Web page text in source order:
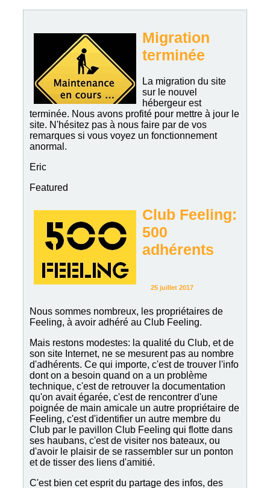
Migration
terminée
La migration du site
sur le nouvel
hébergeur est
terminée. Nous avons profité pour mettre à jour le
site. N'hésitez pas à nous faire par de vos
remarques si vous voyez un fonctionnement
anormal.
Eric
Featured
Club Feeling:
500
adhérents
25 juillet 2017
Nous sommes nombreux, les propriétaires de
Feeling, à avoir adhéré au Club Feeling.
Mais restons modestes: la qualité du Club, et de
son site Internet, ne se mesurent pas au nombre
d'adhérents. Ce qui importe, c'est de trouver l'info
dont on a besoin quand on a un problème
technique, c'est de retrouver la documentation
qu'on avait égarée, c'est de rencontrer d'une
poignée de main amicale un autre propriétaire de
Feeling, c'est d'identifier un autre membre du
Club par le pavillon Club Feeling qui flotte dans
ses haubans, c'est de visiter nos bateaux, ou
d'avoir le plaisir de se rassembler sur un ponton
et de tisser des liens d'amitié.
C'est bien cet esprit du partage des infos, des